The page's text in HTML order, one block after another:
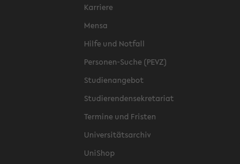
Karriere
Mensa
Hilfe und Notfall
Personen-Suche (PEVZ)
Studienangebot
Studierendensekretariat
Termine und Fristen
Universitätsarchiv
UniShop